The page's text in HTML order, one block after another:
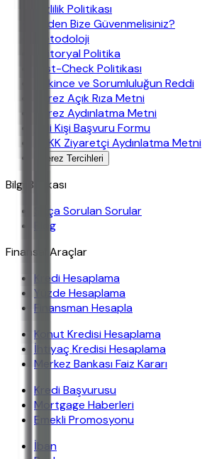
Gizlilik Politikası
Neden Bize Güvenmelisiniz?
Metodoloji
Editoryal Politika
Fast-Check Politikası
Çekince ve Sorumluluğun Reddi
Çerez Açık Rıza Metni
Çerez Aydınlatma Metni
İlgili Kişi Başvuru Formu
KVKK Ziyaretçi Aydınlatma Metni
Çerez Tercihleri
Bilgi Bankası
Sıkça Sorulan Sorular
Blog
Finansal Araçlar
Kredi Hesaplama
Yüzde Hesaplama
Finansman Hesapla
Konut Kredisi Hesaplama
İhtiyaç Kredisi Hesaplama
Merkez Bankası Faiz Kararı
Kredi Başvurusu
Mortgage Haberleri
Emekli Promosyonu
İban